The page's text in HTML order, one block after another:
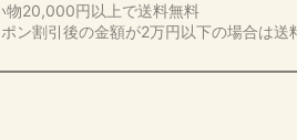
物20,000円以上で送料無料
ン割引後の金額が2万円以下の場合は送